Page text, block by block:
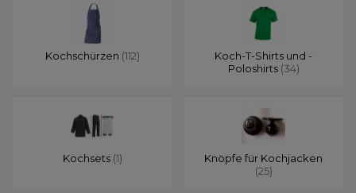
Kochschürzen (112)
Koch-T-Shirts und -
Poloshirts (34)
Kochsets (1)
Knöpfe für Kochjacken
(25)